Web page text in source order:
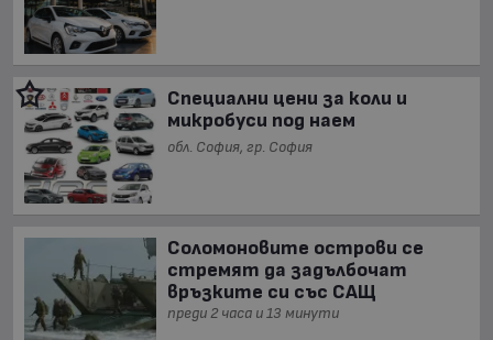
Специални цени за коли и
микробуси под наем
обл. София, гр. София
Соломоновите острови се
стремят да задълбочат
връзките си със САЩ
преди 2 часа и 13 минути